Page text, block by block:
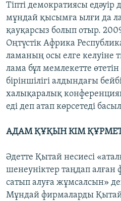
Тіпті демократиясы едәуір
мұндай қысымға ылғи да
қауқарсыз болып отыр.
Оңтүстік Африка
ламаның осы елге
лама бұл мемлекетте
біріншілігі алдындағы
халықаралық
еді деп атап көрсетеді
АДАМ ҚҰҚЫН КІМ
Әдетте Қытай несиесі
шенеуніктер таңдап алған
сатып алуға жұмсалсын»
Мұндай фирмаларды